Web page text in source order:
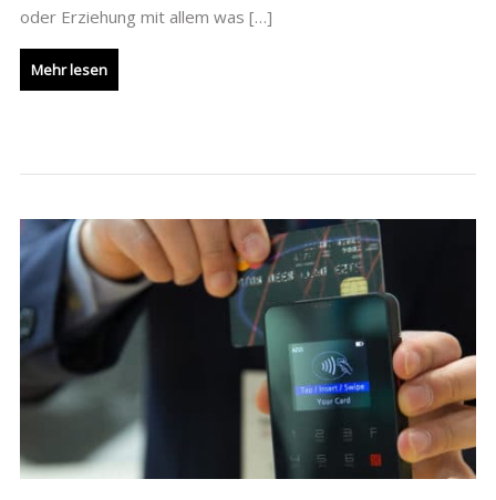
oder Erziehung mit allem was […]
Mehr lesen